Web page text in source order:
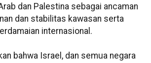
dan Palestina sebagai ancaman
dan stabilitas kawasan serta
internasional.
bahwa Israel, dan semua negara